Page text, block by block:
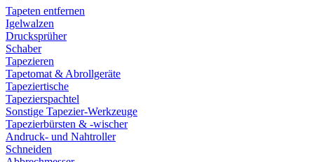
Tapeten entfernen
Igelwalzen
Drucksprüher
Schaber
Tapezieren
Tapetomat & Abrollgeräte
Tapeziertische
Tapezierspachtel
Sonstige Tapezier-Werkzeuge
Tapezierbürsten & -wischer
Andruck- und Nahtroller
Schneiden